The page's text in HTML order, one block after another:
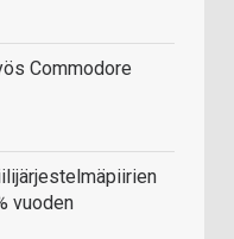
Commodore
vuoden